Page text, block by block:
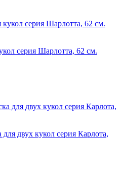
серия Шарлотта, 62 см.
двух кукол серия Карлота,